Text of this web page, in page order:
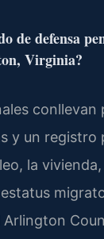
de defensa
Virginia?
conllevan
y un registro
la